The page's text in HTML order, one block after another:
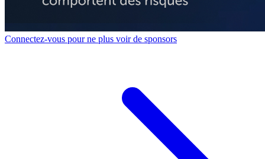
Connectez-vous pour ne plus voir de sponsors